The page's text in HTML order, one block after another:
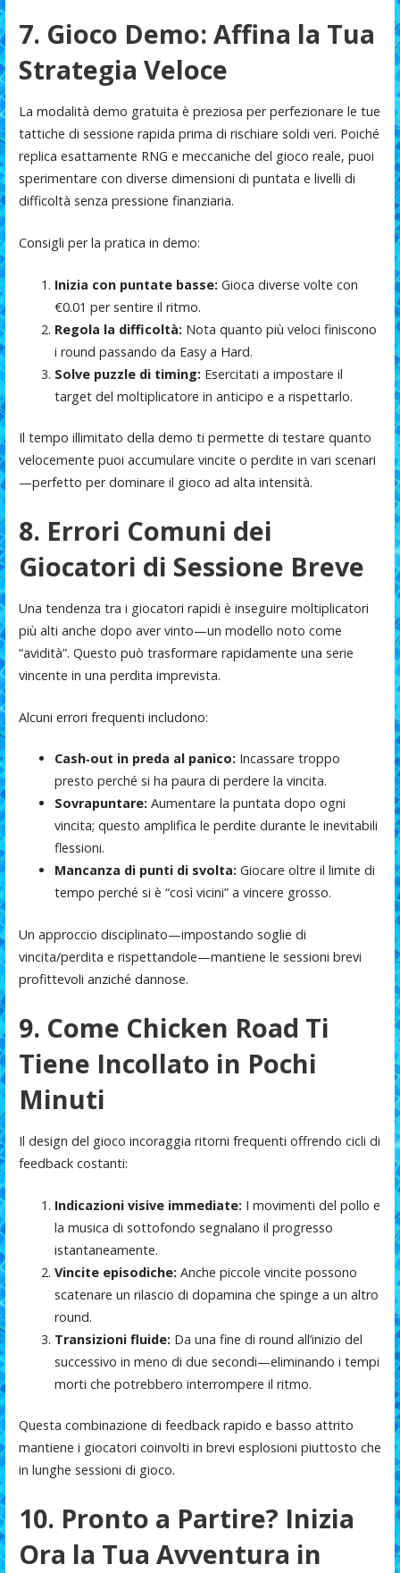
7. Gioco Demo: Affina la Tua
Strategia Veloce
La modalità demo gratuita è preziosa per perfezionare le tue
tattiche di sessione rapida prima di rischiare soldi veri. Poiché
replica esattamente RNG e meccaniche del gioco reale, puoi
sperimentare con diverse dimensioni di puntata e livelli di
difficoltà senza pressione finanziaria.
Consigli per la pratica in demo:
Inizia con puntate basse: Gioca diverse volte con
€0.01 per sentire il ritmo.
Regola la difficoltà: Nota quanto più veloci finiscono
i round passando da Easy a Hard.
Solve puzzle di timing: Esercitati a impostare il
target del moltiplicatore in anticipo e a rispettarlo.
Il tempo illimitato della demo ti permette di testare quanto
velocemente puoi accumulare vincite o perdite in vari scenari
—perfetto per dominare il gioco ad alta intensità.
8. Errori Comuni dei
Giocatori di Sessione Breve
Una tendenza tra i giocatori rapidi è inseguire moltiplicatori
più alti anche dopo aver vinto—un modello noto come
“avidità”. Questo può trasformare rapidamente una serie
vincente in una perdita imprevista.
Alcuni errori frequenti includono:
Cash‑out in preda al panico: Incassare troppo
presto perché si ha paura di perdere la vincita.
Sovrapuntare: Aumentare la puntata dopo ogni
vincita; questo amplifica le perdite durante le inevitabili
flessioni.
Mancanza di punti di svolta: Giocare oltre il limite di
tempo perché si è “così vicini” a vincere grosso.
Un approccio disciplinato—impostando soglie di
vincita/perdita e rispettandole—mantiene le sessioni brevi
profittevoli anziché dannose.
9. Come Chicken Road Ti
Tiene Incollato in Pochi
Minuti
Il design del gioco incoraggia ritorni frequenti offrendo cicli di
feedback costanti:
Indicazioni visive immediate: I movimenti del pollo e
la musica di sottofondo segnalano il progresso
istantaneamente.
Vincite episodiche: Anche piccole vincite possono
scatenare un rilascio di dopamina che spinge a un altro
round.
Transizioni fluide: Da una fine di round all’inizio del
successivo in meno di due secondi—eliminando i tempi
morti che potrebbero interrompere il ritmo.
Questa combinazione di feedback rapido e basso attrito
mantiene i giocatori coinvolti in brevi esplosioni piuttosto che
in lunghe sessioni di gioco.
10. Pronto a Partire? Inizia
Ora la Tua Avventura in